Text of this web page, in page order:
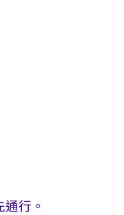
行。